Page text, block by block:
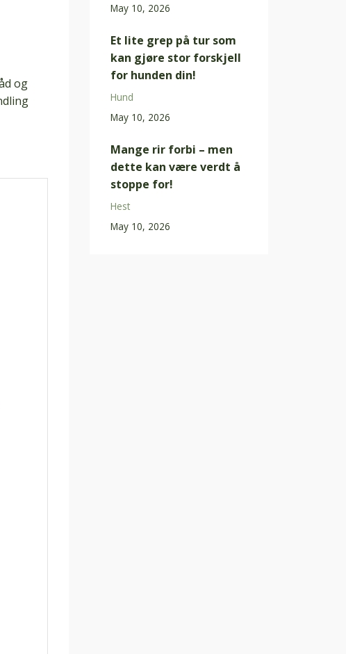
og
May 10, 2026
Et lite grep på tur som
kan gjøre stor forskjell
for hunden din!
Hund
May 10, 2026
Mange rir forbi – men
dette kan være verdt å
stoppe for!
Hest
May 10, 2026